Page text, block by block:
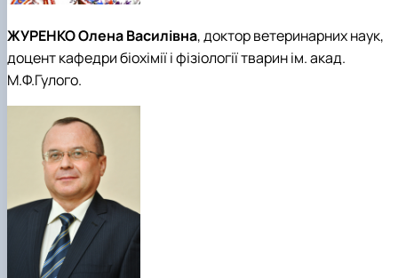
ЖУРЕНКО Олена Василівна, доктор ветеринарних наук,
доцент кафедри біохімії і фізіології тварин ім. акад.
М.Ф.Гулого.